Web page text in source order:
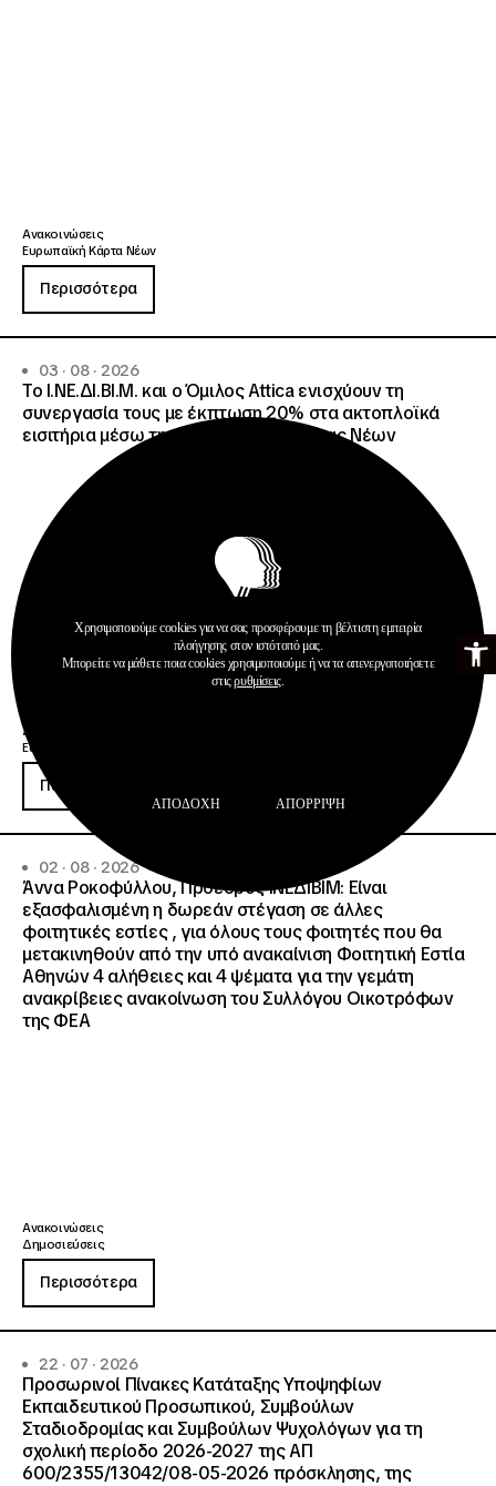
Ανοίξτε
Ανακοινώσεις
Ευρωπαϊκή Κάρτα Νέων
Περισσότερα
03 · 08 · 2026
Το Ι.ΝΕ.ΔΙ.ΒΙ.Μ. και o Όμιλος Attica ενισχύουν τη
συνεργασία τους με έκπτωση 20% στα ακτοπλοϊκά
εισιτήρια μέσω της Ευρωπαϊκής Κάρτας Νέων
Δημοσιεύσεις
Ευρωπαϊκή Κάρτα Νέων
Περισσότερα
02 · 08 · 2026
Άννα Ροκοφύλλου, Πρόεδρος ΙΝΕΔΙΒΙΜ: Είναι
εξασφαλισμένη η δωρεάν στέγαση σε άλλες
φοιτητικές εστίες , για όλους τους φοιτητές που θα
μετακινηθούν από την υπό ανακαίνιση Φοιτητική Εστία
Αθηνών 4 αλήθειες και 4 ψέματα για την γεμάτη
ανακρίβειες ανακοίνωση του Συλλόγου Οικοτρόφων
της ΦΕΑ
Ανακοινώσεις
Δημοσιεύσεις
Περισσότερα
22 · 07 · 2026
Προσωρινοί Πίνακες Κατάταξης Υποψηφίων
Εκπαιδευτικού Προσωπικού, Συμβούλων
Σταδιοδρομίας και Συμβούλων Ψυχολόγων για τη
σχολική περίοδο 2026-2027 της ΑΠ
600/2355/13042/08-05-2026 πρόσκλησης, της
Χρησιμοποιούμε cookies για να σας προσφέρουμε τη βέλτιστη εμπειρία
πλοήγησης στον ιστότοπό μας.
Μπορείτε να μάθετε ποια cookies χρησιμοποιούμε ή να τα απενεργοποιήσετε
στιςρυθμίσεις.
ΑΠΟΔΟΧΉ ΑΠΌΡΡΙΨΗ